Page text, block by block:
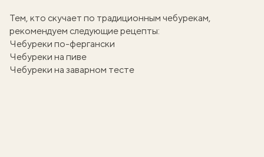
Тем, кто скучает по традиционным чебурекам,
рекомендуем следующие рецепты:
Чебуреки по-фергански
Чебуреки на пиве
Чебуреки на заварном тесте